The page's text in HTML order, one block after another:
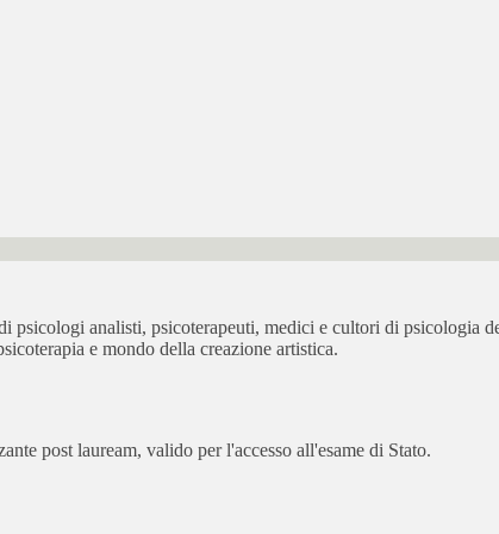
analisti, psicoterapeuti, medici e cultori di psicologia
e mondo della creazione artistica.
post lauream, valido per l'accesso all'esame di Stato.